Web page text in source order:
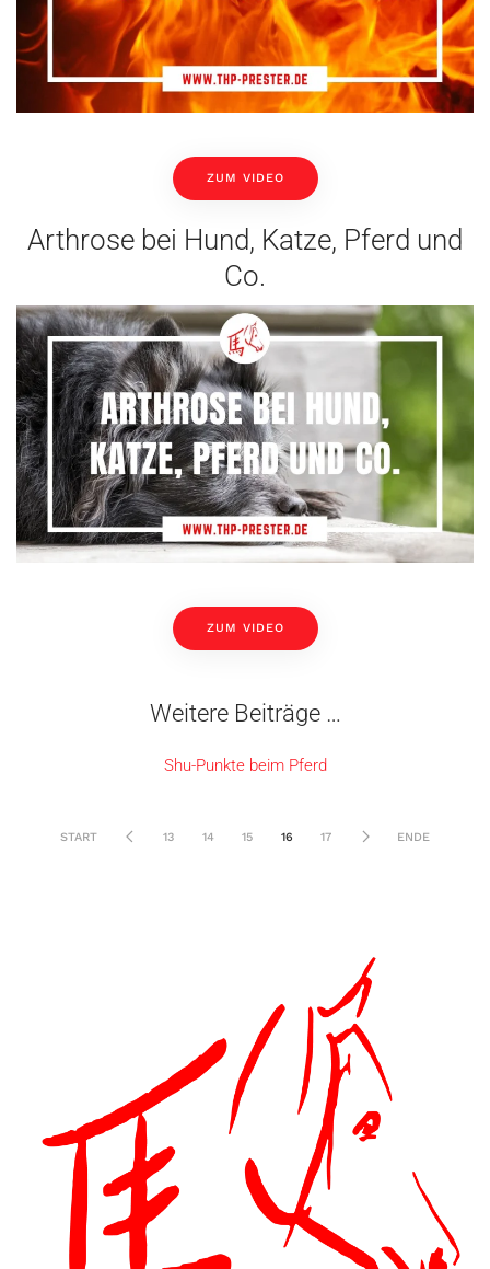
ZUM VIDEO
Arthrose bei Hund, Katze, Pferd und
Co.
ZUM VIDEO
Weitere Beiträge …
Shu-Punkte beim Pferd
START 13 14 15 16 17 ENDE